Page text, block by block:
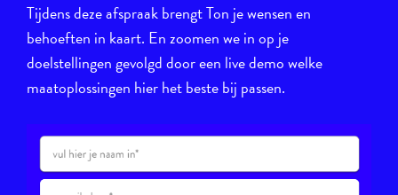
Tijdens deze afspraak brengt Ton je wensen en
behoeften in kaart. En zoomen we in op je
doelstellingen gevolgd door een live demo welke
maatoplossingen hier het beste bij passen.